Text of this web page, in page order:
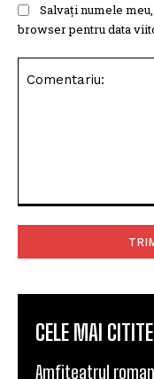
Salvați numele
browser pentru data
CELE MAI CITITE
Amfiteatrul